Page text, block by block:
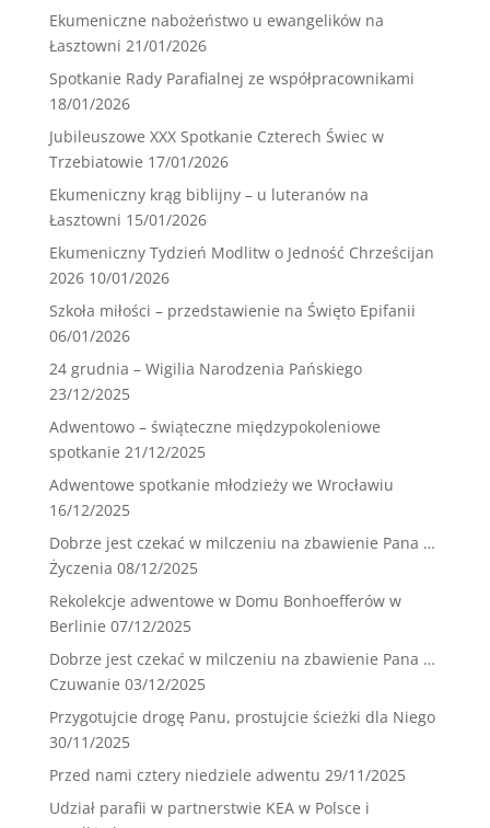
Ekumeniczne nabożeństwo u ewangelików na
Łasztowni 21/01/2026
Spotkanie Rady Parafialnej ze współpracownikami
18/01/2026
Jubileuszowe XXX Spotkanie Czterech Świec w
Trzebiatowie 17/01/2026
Ekumeniczny krąg biblijny – u luteranów na
Łasztowni 15/01/2026
Ekumeniczny Tydzień Modlitw o Jedność Chrześcijan
2026 10/01/2026
Szkoła miłości – przedstawienie na Święto Epifanii
06/01/2026
24 grudnia – Wigilia Narodzenia Pańskiego
23/12/2025
Adwentowo – świąteczne międzypokoleniowe
spotkanie 21/12/2025
Adwentowe spotkanie młodzieży we Wrocławiu
16/12/2025
Dobrze jest czekać w milczeniu na zbawienie Pana …
Życzenia 08/12/2025
Rekolekcje adwentowe w Domu Bonhoefferów w
Berlinie 07/12/2025
Dobrze jest czekać w milczeniu na zbawienie Pana …
Czuwanie 03/12/2025
Przygotujcie drogę Panu, prostujcie ścieżki dla Niego
30/11/2025
Przed nami cztery niedziele adwentu 29/11/2025
Udział parafii w partnerstwie KEA w Polsce i